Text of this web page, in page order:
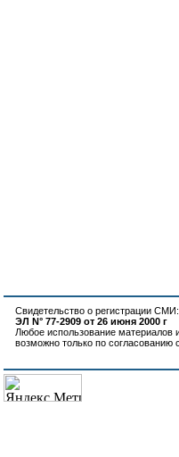
Свидетельство о регистрации СМИ:
ЭЛ N° 77-2909 от 26 июня 2000 г
Любое использование материалов
возможно только по согласованию